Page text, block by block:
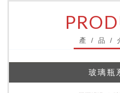
產 / 品 /
玻璃瓶